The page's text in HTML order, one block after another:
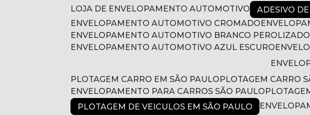
LOJA DE ENVELOPAMENTO AUTOMOTIVO
ADESIVO
ENVELOPAMENTO AUTOMOTIVO CROMADO
ENVELOPAMENTO AUTOMOTIVO BRANCO PEROLIZADO
ENVELOPAMENTO AUTOMOTIVO AZUL ESCURO
PLOTAGEM CARRO EM SÃO PAULO
PLOTAGEM CARRO
ENVELOPAMENTO PARA CARROS SÃO PAULO
PLOTAGEM DE VEICULOS EM SÃO PAULO